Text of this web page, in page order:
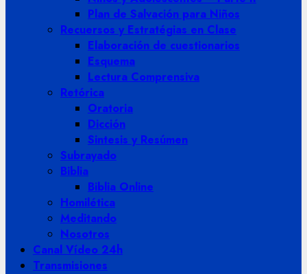
Plan de Salvación para Niños
Recuersos y Estratégias en Clase
Elaboración de cuestionarios
Esquema
Lectura Comprensiva
Retórica
Oratoria
Dicción
Sintesis y Resúmen
Subrayado
Biblia
Biblia Online
Homilética
Meditando
Nosotros
Canal Vídeo 24h
Transmisiones